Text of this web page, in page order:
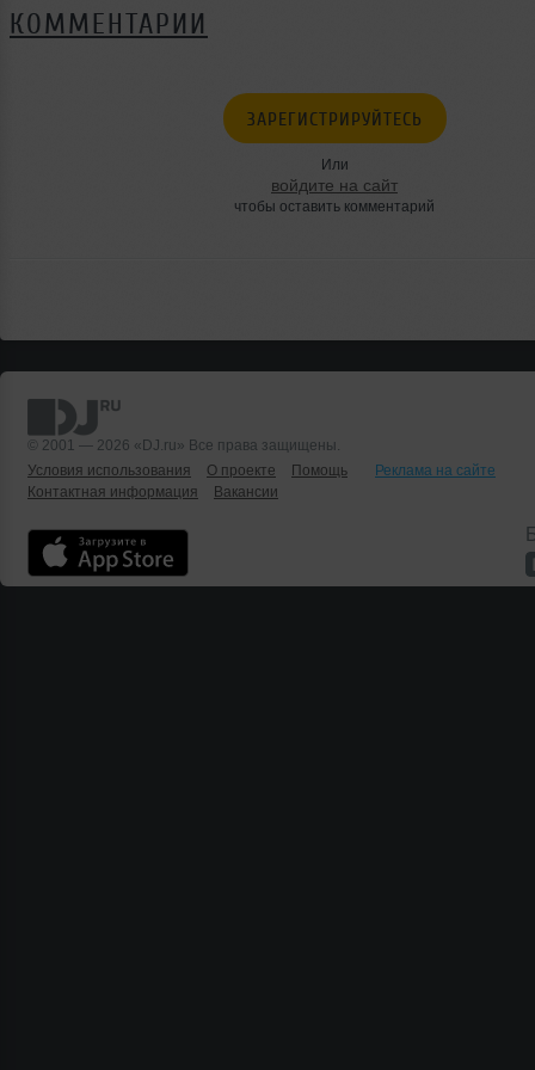
КОММЕНТАРИИ
ЗАРЕГИСТРИРУЙТЕСЬ
Или
войдите на сайт
чтобы оставить комментарий
© 2001 — 2026 «DJ.ru» Все права защищены.
Условия использования
О проекте Помощь
Реклама на сайте
Контактная информация
Вакансии